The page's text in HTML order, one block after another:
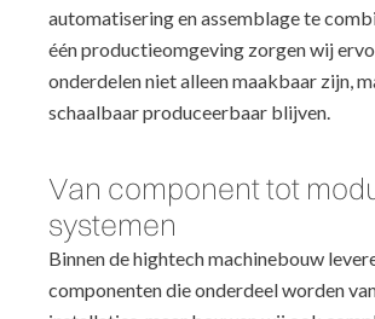
automatisering en assemblage te
één productieomgeving zorgen wij
onderdelen niet alleen maakbaar zijn,
schaalbaar produceerbaar blijven.
Van component tot
systemen
Binnen de hightech machinebouw
componenten die onderdeel worden